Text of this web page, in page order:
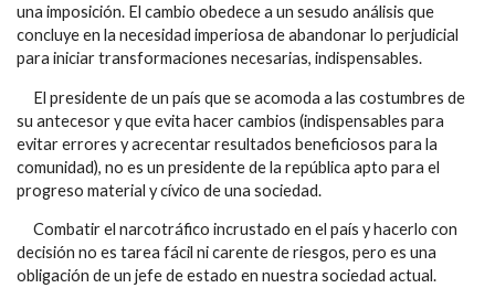
una imposición. El cambio obedece a un sesudo análisis que
concluye en la necesidad imperiosa de abandonar lo perjudicial
para iniciar transformaciones necesarias, indispensables.
El presidente de un país que se acomoda a las costumbres de
su antecesor y que evita hacer cambios (indispensables para
evitar errores y acrecentar resultados beneficiosos para la
comunidad), no es un presidente de la república apto para el
progreso material y cívico de una sociedad.
Combatir el narcotráfico incrustado en el país y hacerlo con
decisión no es tarea fácil ni carente de riesgos, pero es una
obligación de un jefe de estado en nuestra sociedad actual.